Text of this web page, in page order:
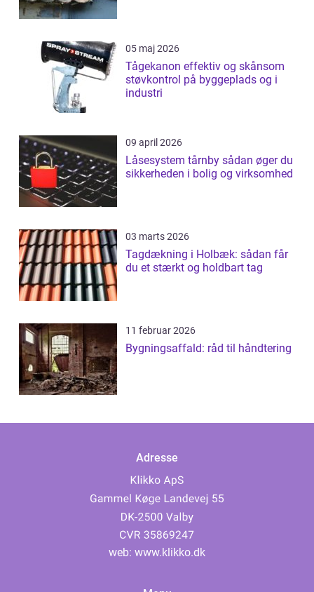
05 maj 2026
Tågekanon effektiv og skånsom
støvkontrol på byggeplads og i
industri
09 april 2026
Låsesystem tårnby sådan øger du
sikkerheden i bolig og virksomhed
03 marts 2026
Tagdækning i Holbæk: sådan får
du et stærkt og holdbart tag
11 februar 2026
Bygningsaffald: råd til håndtering
Adresse
web: www.klikko.dk